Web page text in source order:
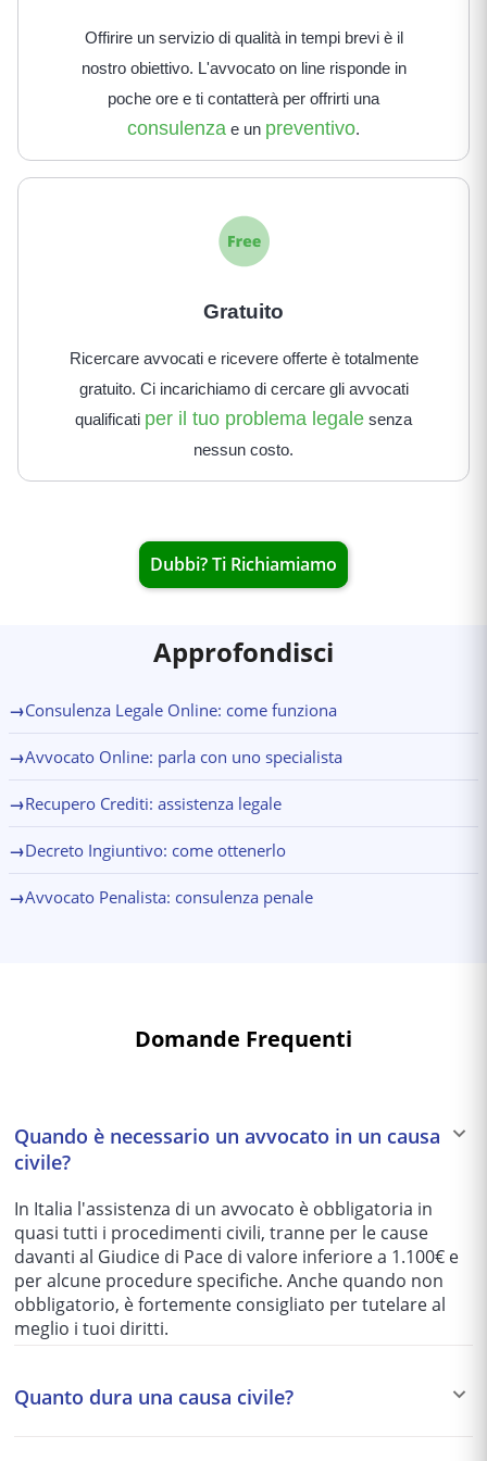
Offirire un servizio di qualità in tempi brevi è il
nostro obiettivo. L'avvocato on line risponde in
poche ore e ti contatterà per offrirti una
consulenza e un preventivo.
Gratuito
Ricercare avvocati e ricevere offerte è totalmente
gratuito. Ci incarichiamo di cercare gli avvocati
qualificati per il tuo problema legale senza
nessun costo.
Dubbi? Ti Richiamiamo
Approfondisci
→Consulenza Legale Online: come funziona
→Avvocato Online: parla con uno specialista
→Recupero Crediti: assistenza legale
→Decreto Ingiuntivo: come ottenerlo
→Avvocato Penalista: consulenza penale
Domande Frequenti
Quando è necessario un avvocato in un causa
civile?
In Italia l'assistenza di un avvocato è obbligatoria in
quasi tutti i procedimenti civili, tranne per le cause
davanti al Giudice di Pace di valore inferiore a 1.100€ e
per alcune procedure specifiche. Anche quando non
obbligatorio, è fortemente consigliato per tutelare al
meglio i tuoi diritti.
Quanto dura una causa civile?